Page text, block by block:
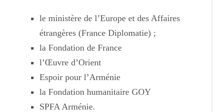
le ministère de l’Europe et des Affaires
étrangères (France Diplomatie) ;
la Fondation de France
l’Œuvre d’Orient
Espoir pour l’Arménie
la Fondation humanitaire GOY
SPFA Arménie.